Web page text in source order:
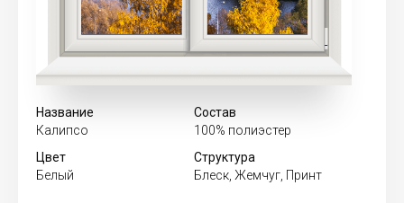
Название
Калипсо
Состав
100% полиэстер
Цвет
Белый
Структура
Блеск, Жемчуг, Принт